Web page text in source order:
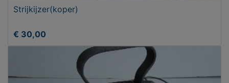
Strijkijzer(koper)
€ 30,00